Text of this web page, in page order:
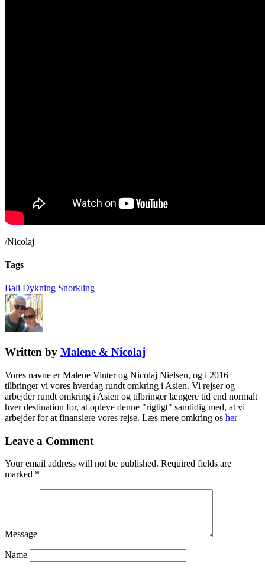
/Nicolaj
Tags
Bali Dykning Snorkling
Written by Malene & Nicolaj
Vores navne er Malene Vinter og Nicolaj Nielsen, og i 2016
tilbringer vi vores hverdag rundt omkring i Asien. Vi rejser og
arbejder rundt omkring i Asien og tilbringer længere tid end normalt
hver destination for, at opleve denne "rigtigt" samtidig med, at vi
arbejder for at finansiere vores rejse. Læs mere omkring os her
Leave a Comment
Your email address will not be published. Required fields are
marked *
Message
Name